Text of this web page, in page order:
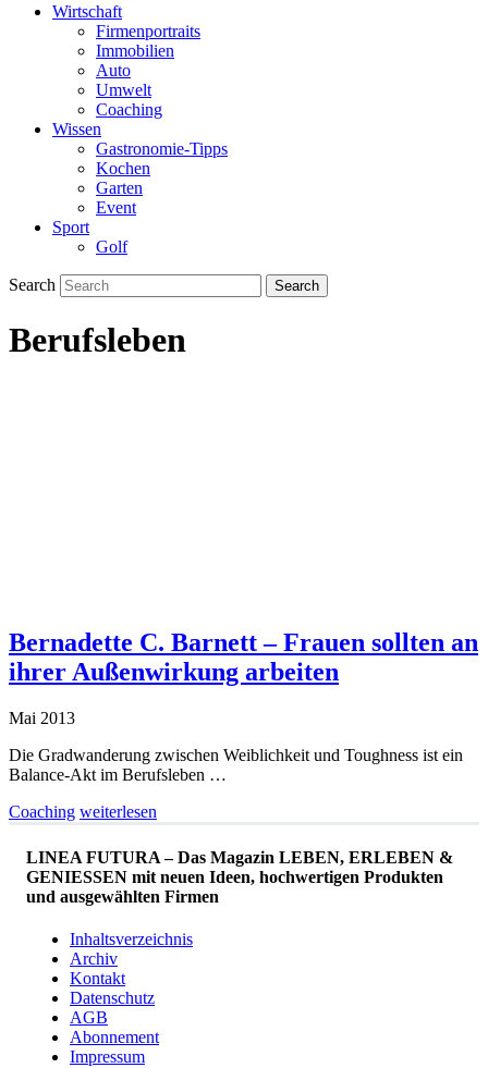
Wirtschaft
Firmenportraits
Immobilien
Auto
Umwelt
Coaching
Wissen
Gastronomie-Tipps
Kochen
Garten
Event
Sport
Golf
Search
Berufsleben
Bernadette C. Barnett – Frauen sollten an
ihrer Außenwirkung arbeiten
Mai 2013
Die Gradwanderung zwischen Weiblichkeit und Toughness ist ein
Balance-Akt im Berufsleben …
Coaching weiterlesen
LINEA FUTURA – Das Magazin LEBEN, ERLEBEN &
GENIESSEN mit neuen Ideen, hochwertigen Produkten
und ausgewählten Firmen
Inhaltsverzeichnis
Archiv
Kontakt
Datenschutz
AGB
Abonnement
Impressum